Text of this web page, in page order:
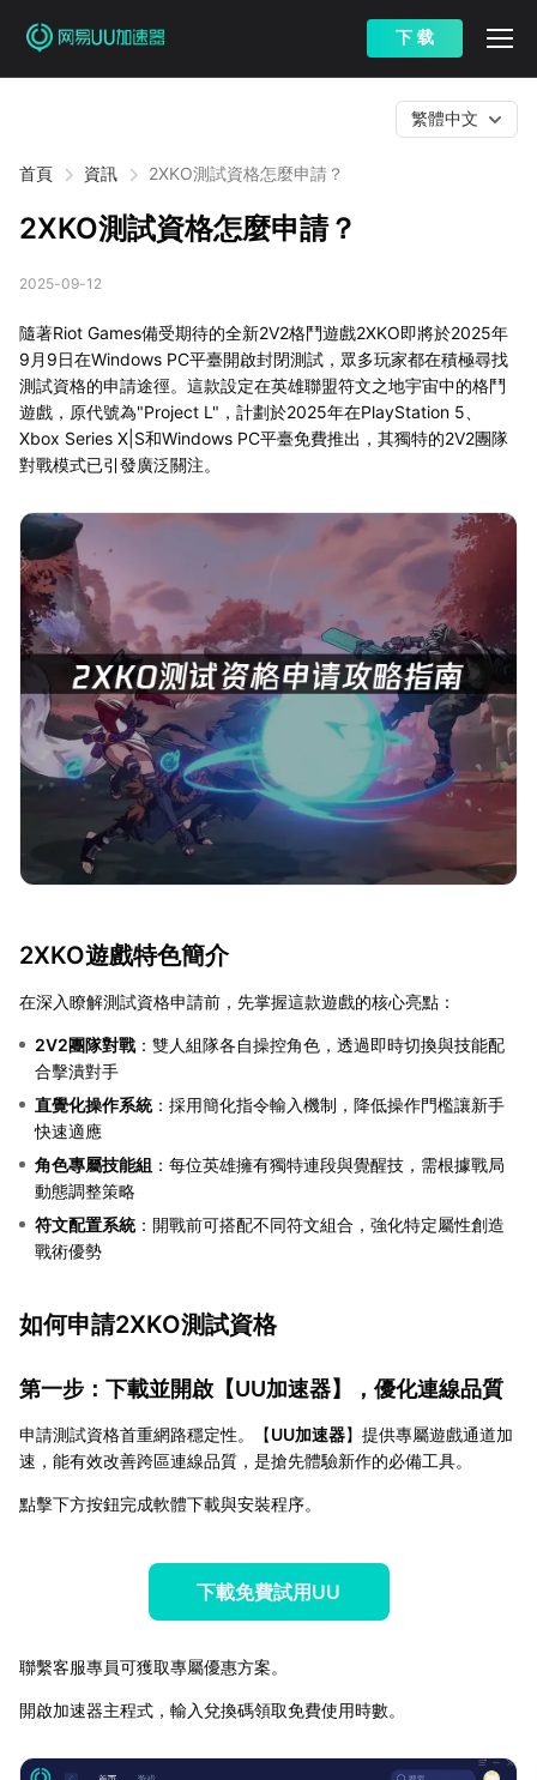
下 载
首頁 資訊 2XKO測試資格怎麼申請？
繁體中文
2XKO測試資格怎麼申請？
2025-09-12
隨著Riot Games備受期待的全新2V2格鬥遊戲2XKO即將於2025年
9月9日在Windows PC平臺開啟封閉測試，眾多玩家都在積極尋找
測試資格的申請途徑。這款設定在英雄聯盟符文之地宇宙中的格鬥
遊戲，原代號為"Project L"，計劃於2025年在PlayStation 5、
Xbox Series X|S和Windows PC平臺免費推出，其獨特的2V2團隊
對戰模式已引發廣泛關注。
2XKO遊戲特色簡介
在深入瞭解測試資格申請前，先掌握這款遊戲的核心亮點：
2V2團隊對戰 ：雙人組隊各自操控角色，透過即時切換與技能配
合擊潰對手
直覺化操作系統：採用簡化指令輸入機制，降低操作門檻讓新手
快速適應
角色專屬技能組 ：每位英雄擁有獨特連段與覺醒技，需根據戰局
動態調整策略
符文配置系統：開戰前可搭配不同符文組合，強化特定屬性創造
戰術優勢
如何申請2XKO測試資格
第一步：下載並開啟【UU加速器】，優化連線品質
申請測試資格首重網路穩定性。【UU加速器】提供專屬遊戲通道加
速，能有效改善跨區連線品質，是搶先體驗新作的必備工具。
點擊下方按鈕完成軟體下載與安裝程序。
下載免費試用UU
聯繫客服專員可獲取專屬優惠方案。
開啟加速器主程式，輸入兌換碼領取免費使用時數。